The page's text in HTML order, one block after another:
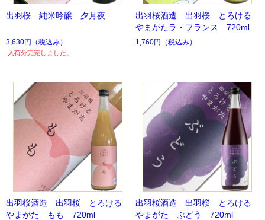
出羽桜 純米吟醸 夕月夜
3,630円 （税込み）
入荷分完売しました。
出羽桜酒造 出羽桜 とろける
やまがたラ・フランス 720ml
1,760円 （税込み）
出羽桜酒造 出羽桜 とろける
やまがた もも 720ml
出羽桜酒造 出羽桜 とろける
やまがた ぶどう 720ml